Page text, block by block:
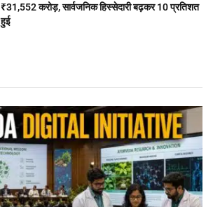
₹31,552 करोड़, सार्वजनिक हिस्सेदारी बढ़कर 10 प्रतिशत
हुई